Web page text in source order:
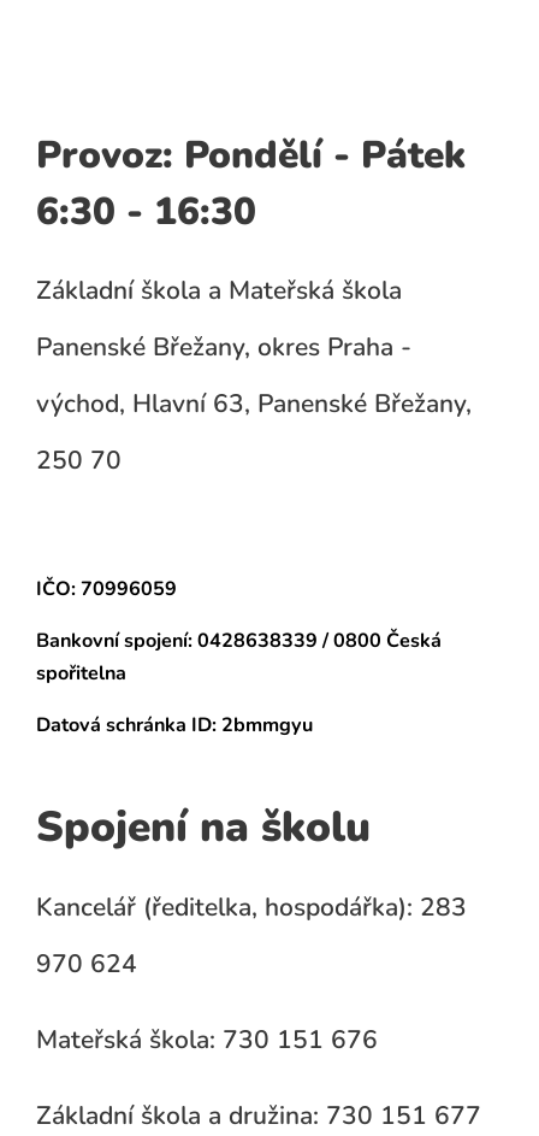
Provoz: Pondělí - Pátek
6:30 - 16:30
Základní škola a Mateřská škola
Panenské Břežany, okres Praha -
východ, Hlavní 63, Panenské Břežany,
250 70
IČO: 70996059
Bankovní spojení:0428638339 / 0800 Česká
spořitelna
Datová schránka ID: 2bmmgyu
Spojení na školu
Kancelář (ředitelka, hospodářka): 283
970 624
Mateřská škola: 730 151 676
Základní škola a družina: 730 151 677